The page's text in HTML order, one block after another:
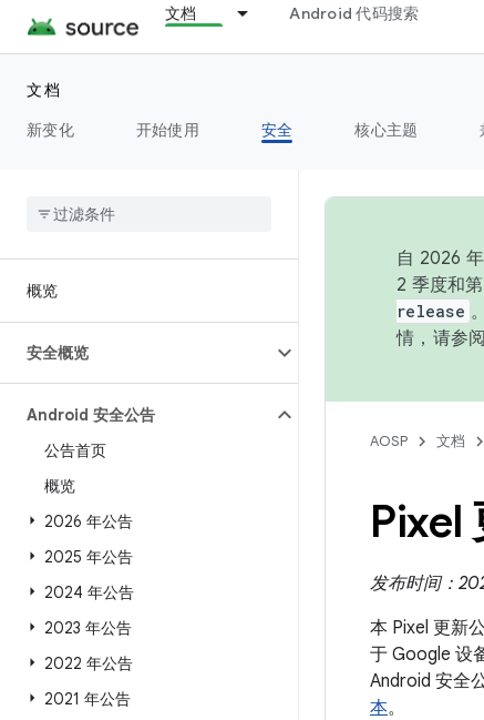
文档 Android 代码搜索
文档
新变化
开始使用 安全 核心主题
概览
安全概览
Android 安全公告
公告首页
概览
2026 年公告
2025 年公告
2024 年公告
2023 年公告
2022 年公告
2021 年公告
自 2026
2 季度和
release 。
情，请参阅
AOSP 文档
Pixel
发布时间：
本 Pixel 更新
于 Google 设
Android 安全
本。